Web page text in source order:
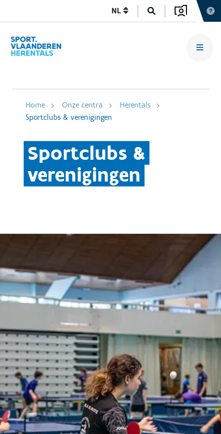
NL
Home Onze centra
Herentals
Sportclubs & verenigingen
Sportclubs &
verenigingen